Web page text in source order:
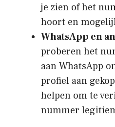
je zien of het
hoort en
WhatsApp en
proberen het
aan WhatsApp
profiel aan
helpen om te
nummer